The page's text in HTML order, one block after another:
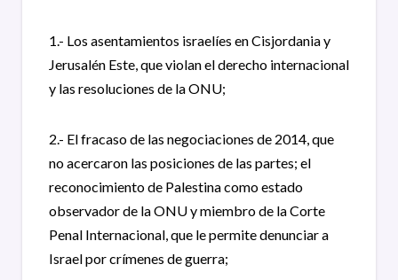
1.- Los asentamientos israelíes en Cisjordania y
Jerusalén Este, que violan el derecho internacional
y las resoluciones de la ONU;
2.- El fracaso de las negociaciones de 2014, que
no acercaron las posiciones de las partes; el
reconocimiento de Palestina como estado
observador de la ONU y miembro de la Corte
Penal Internacional, que le permite denunciar a
Israel por crímenes de guerra;